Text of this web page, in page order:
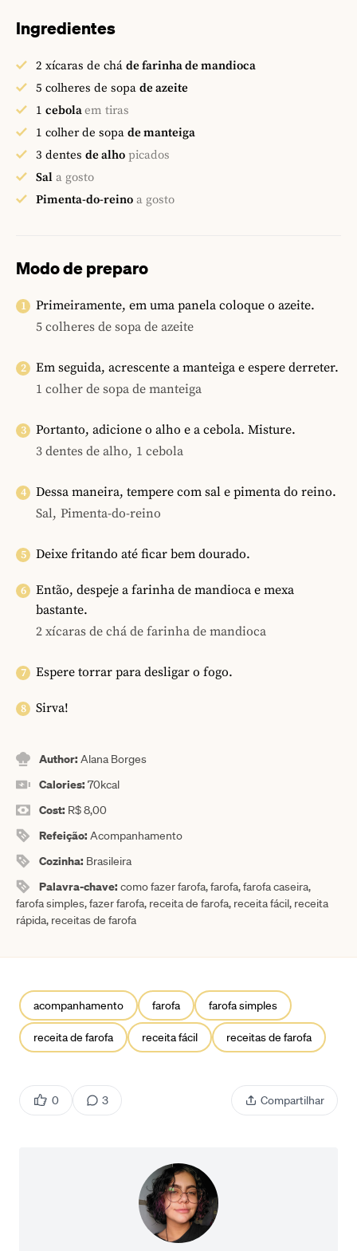
Ingredientes
2 xícaras de chá de farinha de mandioca
5 colheres de sopa de azeite
1 cebolaem tiras
1 colher de sopa de manteiga
3 dentes de alho picados
Sal a gosto
Pimenta-do-reino a gosto
Modo de preparo
Primeiramente, em uma panela coloque o azeite.
5 colheres de sopa de azeite
Em seguida, acrescente a manteiga e espere derreter.
1 colher de sopa de manteiga
Portanto, adicione o alho e a cebola. Misture.
3 dentes de alho, 1 cebola
Dessa maneira, tempere com sal e pimenta do reino.
Sal, Pimenta-do-reino
Deixe fritando até ficar bem dourado.
Então, despeje a farinha de mandioca e mexa
bastante.
2 xícaras de chá de farinha de mandioca
Espere torrar para desligar o fogo.
Sirva!
Author:Alana Borges
Calories:70kcal
Cost: R$ 8,00
Refeição:Acompanhamento
Cozinha: Brasileira
Palavra-chave:como fazer farofa, farofa, farofa caseira,
farofa simples, fazer farofa, receita de farofa, receita fácil, receita
rápida, receitas de farofa
acompanhamento farofa farofa simples
receita de farofa receita fácil receitas de farofa
0 3 Compartilhar